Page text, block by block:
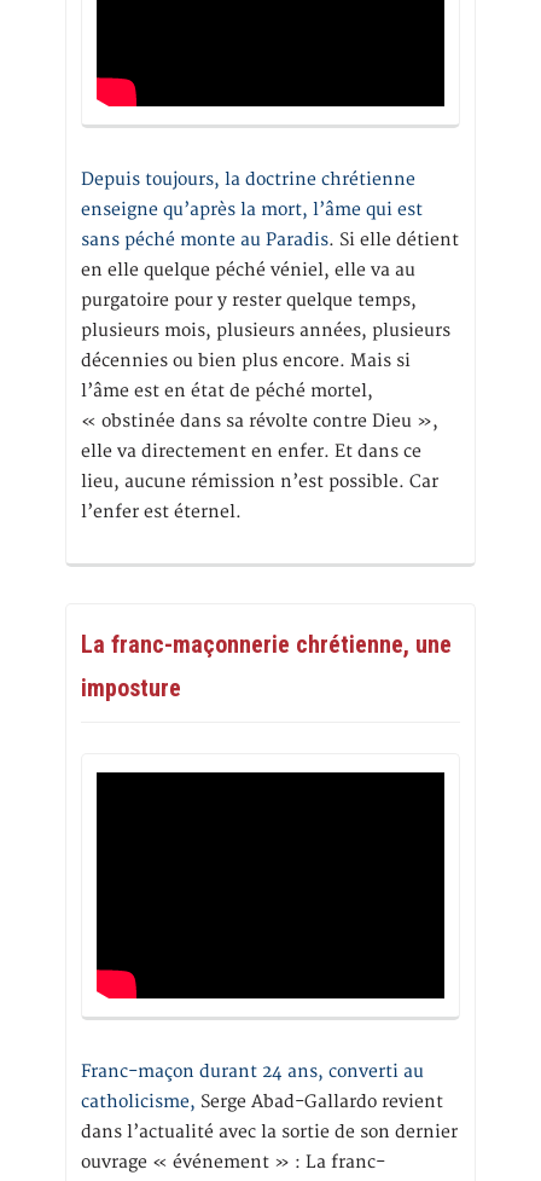
Depuis toujours, la doctrine chrétienne
enseigne qu’après la mort, l’âme qui est
sans péché monte au Paradis. Si elle détient
en elle quelque péché véniel, elle va au
purgatoire pour y rester quelque temps,
plusieurs mois, plusieurs années, plusieurs
décennies ou bien plus encore. Mais si
l’âme est en état de péché mortel,
« obstinée dans sa révolte contre Dieu »,
elle va directement en enfer. Et dans ce
lieu, aucune rémission n’est possible. Car
l’enfer est éternel.
La franc-maçonnerie chrétienne, une
imposture
Franc-maçon durant 24 ans, converti au
catholicisme, Serge Abad-Gallardo revient
dans l’actualité avec la sortie de son dernier
ouvrage « événement » : La franc-